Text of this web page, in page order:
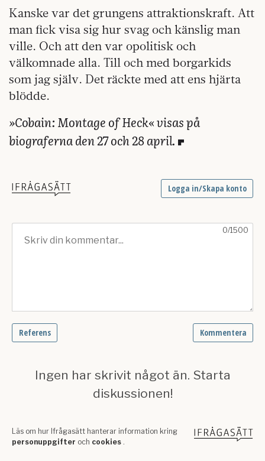
Kanske var det grungens attraktionskraft. Att
man fick visa sig hur svag och känslig man
ville. Och att den var opolitisk och
välkomnade alla. Till och med borgarkids
som jag själv. Det räckte med att ens hjärta
blödde.
»Cobain: Montage of Heck« visas på
biografernaden 27 och 28 april.